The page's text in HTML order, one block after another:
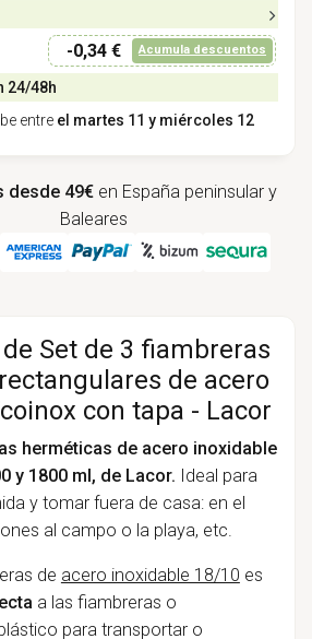
-0,34 € Acumula descuentos
24/48h
entre el martes 11 y miércoles 12
desde 49€ en España peninsular y
Baleares
Set de 3 fiambreras
de acero
con tapa - Lacor
herméticas de acero inoxidable
y 1800 ml, de Lacor. Ideal para
y tomar fuera de casa: en el
al campo o la playa, etc.
de acero inoxidable 18/10 es
a las fiambreras o
para transportar o